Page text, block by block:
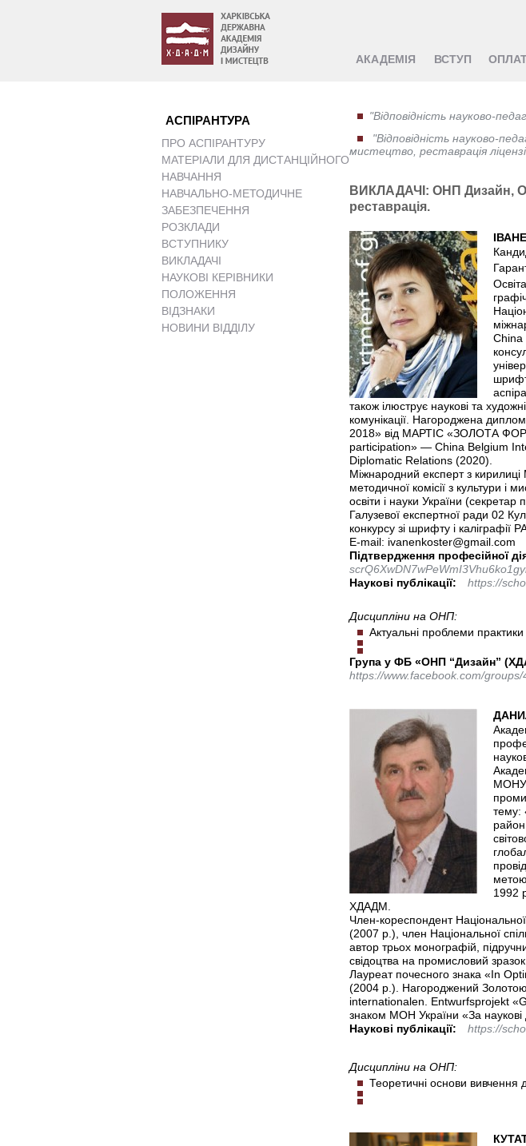
АКАДЕМІЯ ВСТУП
АСПІРАНТУРА
ПРО АСПІРАНТУРУ
МАТЕРІАЛИ ДЛЯ ДИСТАНЦІЙНОГО
НАВЧАННЯ
НАВЧАЛЬНО-МЕТОДИЧНЕ
ЗАБЕЗПЕЧЕННЯ
РОЗКЛАДИ
ВСТУПНИКУ
ВИКЛАДАЧІ
НАУКОВІ КЕРІВНИКИ
ПОЛОЖЕННЯ
ВІДЗНАКИ
НОВИНИ ВІДДІЛУ
"Відповідність науково-
"Відповідність науково-
мистецтво, реставрація
ВИКЛАДАЧІ: ОНП Дизайн,
реставрація.
China
також ілюструє наукові та
комунікації. Нагороджена
2018» від МАРТІС «ЗОЛОТА
participation» — China Belgium
Diplomatic Relations (2020).
Міжнародний експерт з
методичної комісії з культури і
освіти і науки України (секретар
Галузевої експертної ради 02
конкурсу зі шрифту і каліграфії
Е-mail: ivanenkoster@gmail.com
Підтвердження професійної
Наукові публікації: https://
Дисципліни на ОНП:
Актуальні проблеми практики
Група у ФБ «ОНП “Дизайн”
https://www.facebook.com/
МОНУ
тему:
1992
ХДАДМ.
Член-кореспондент
(2007 р.), член Національної
автор трьох монографій,
свідоцтва на промисловий
Лауреат почесного знака «In
(2004 р.). Нагороджений
internationalen. Entwurfsprojekt
знаком МОН України «За наукові
Наукові публікації: https://
Дисципліни на ОНП:
Теоретичні основи вивчення